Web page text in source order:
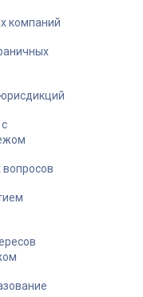
компаний